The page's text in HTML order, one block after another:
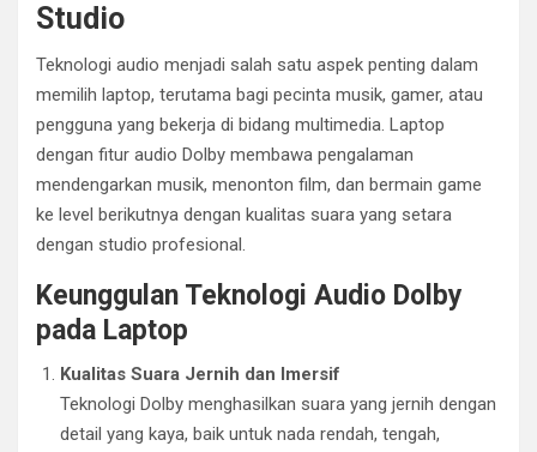
Studio
Teknologi audio menjadi salah satu aspek penting dalam
memilih laptop, terutama bagi pecinta musik, gamer, atau
pengguna yang bekerja di bidang multimedia. Laptop
dengan fitur audio Dolby membawa pengalaman
mendengarkan musik, menonton film, dan bermain game
ke level berikutnya dengan kualitas suara yang setara
dengan studio profesional.
Keunggulan Teknologi Audio Dolby
pada Laptop
Kualitas Suara Jernih dan Imersif
Teknologi Dolby menghasilkan suara yang jernih dengan
detail yang kaya, baik untuk nada rendah, tengah,